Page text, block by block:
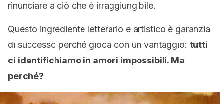
rinunciare a ciò che è irraggiungibile.
Questo ingrediente letterario e artistico è garanzia
di successo perché gioca con un vantaggio: tutti
ci identifichiamo in amori impossibili. Ma
perché?